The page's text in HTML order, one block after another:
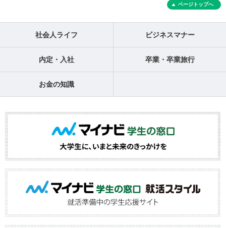
ページトップへ
社会人ライフ ビジネスマナー
内定・入社 卒業・卒業旅行
お金の知識